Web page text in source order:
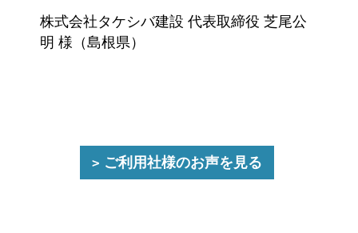
株式会社タケシバ建設 代表取締役 芝尾公
明 様（島根県）
ご利用社様のお声を見る